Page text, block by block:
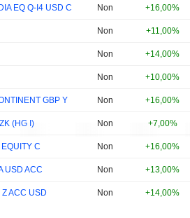
EQ Q-I4 USD C Non +16,00%
Non +11,00%
Non +14,00%
Non +10,00%
GBP Y Non +16,00%
(HG I) Non +7,00%
C Non +16,00%
USD ACC Non +13,00%
ACC USD Non +14,00%